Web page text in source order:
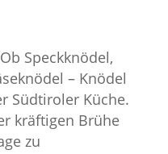
Ob Speckknödel,
– Knödel
Südtiroler Küche.
kräftigen Brühe
zu